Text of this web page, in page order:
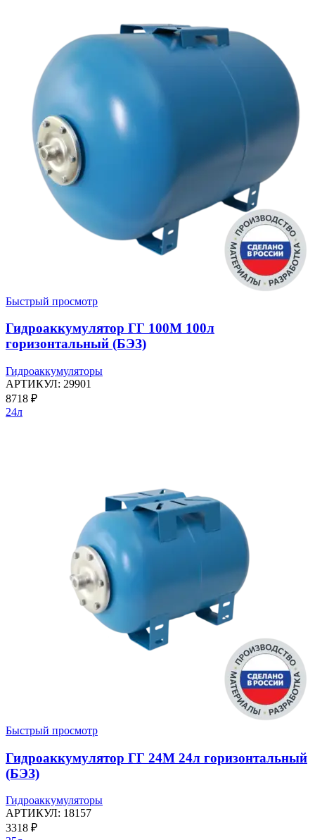
Быстрый просмотр
Гидроаккумулятор ГГ 100М 100л
горизонтальный (БЭЗ)
Гидроаккумуляторы
АРТИКУЛ: 29901
8718 ₽
24л
Быстрый просмотр
Гидроаккумулятор ГГ 24М 24л горизонтальный
(БЭЗ)
Гидроаккумуляторы
АРТИКУЛ: 18157
3318 ₽